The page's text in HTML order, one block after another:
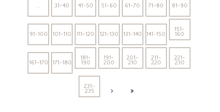
… 31-40 41-50 51-60 61-70 71-80 81-90
91-100 101-110 111-120 121-130 131-140 141-150
151-
160
161-170 171-180
181-
190
191-
200
201-
210
211-
220
221-
230
231-
235